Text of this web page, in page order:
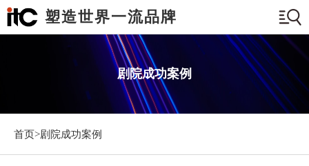
塑造世界一流品牌
剧院成功案例
首页>剧院成功案例